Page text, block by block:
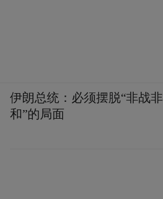
伊朗总统：必须摆脱“非战非
和”的局面